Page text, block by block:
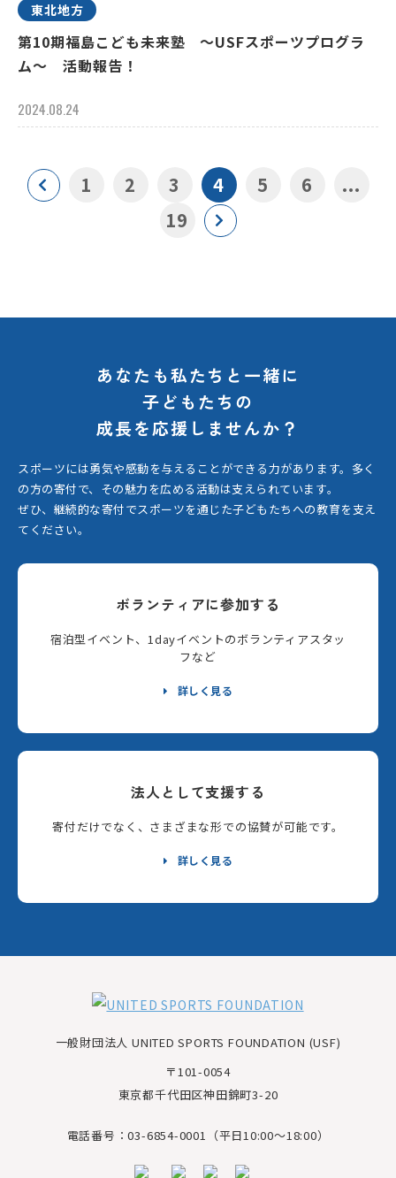
東北地方
第10期福島こども未来塾 ～USFスポーツプログラ
ム～ 活動報告！
2024.08.24
1 2 3 4 5 6
...
19
あなたも私たちと一緒に
子どもたちの
成長を応援しませんか？
スポーツには勇気や感動を与えることができる力があります。 多く
の方の寄付で、その魅力を広める活動は支えられています。
ぜひ、継続的な寄付でスポーツを通じた子どもたちへの教育を支え
てください。
ボランティアに参加する
宿泊型イベント、1dayイベントのボランティアスタッ
フなど
詳しく見る
法人として支援する
寄付だけでなく、さまざまな形での協賛が可能です。
詳しく見る
一般財団法人 UNITED SPORTS FOUNDATION (USF)
〒101-0054
東京都千代田区神田錦町3-20
電話番号：03-6854-0001（平日10:00～18:00）